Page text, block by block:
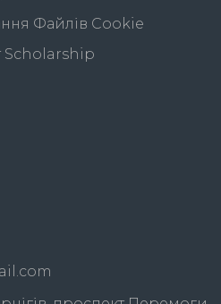
Файлів Cookie
Scholarship